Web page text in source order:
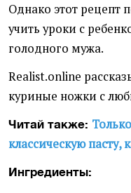
Однако этот рецепт
учить уроки с
голодного мужа.
Realist.online
куриные ножки с
Читай также:
классическую
Ингредиенты: